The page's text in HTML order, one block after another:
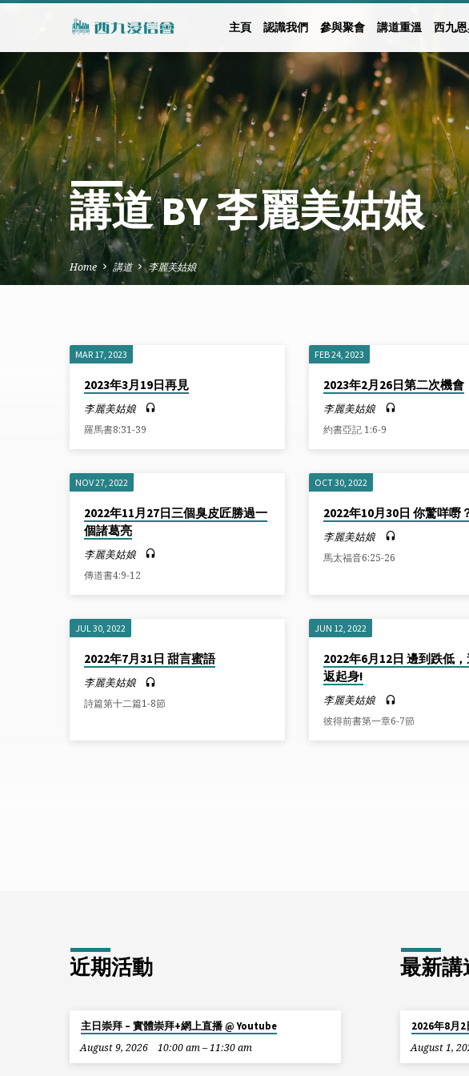
主頁 認識我們 參與聚會 講道重溫 西九
講道 BY 李麗美姑娘
Home 講道 李麗美姑娘
講
道
BY
李
麗
美
姑
娘
MAR 17, 2023
2023年3月19日再見
李麗美姑娘
羅馬書8:31-39
FEB 24, 2023
2023年2月26日第二次機會
李麗美姑娘
約書亞記 1:6-9
NOV 27, 2022
2022年11月27日三個臭皮匠勝過一
個諸葛亮
李麗美姑娘
傳道書4:9-12
OCT 30, 2022
2022年10月30日 你驚咩嘢
李麗美姑娘
馬太福音6:25-26
JUL 30, 2022
2022年7月31日 甜言蜜語
李麗美姑娘
詩篇第十二篇1-8節
JUN 12, 2022
2022年6月12日 邊到跌低
返起身!
李麗美姑娘
彼得前書第一章6-7節
近期活動
主日崇拜 – 實體崇拜+網上直播 @ Youtube
August 9, 2026
10:00 am – 11:30 am
最新講
2026年8月2
August 1,